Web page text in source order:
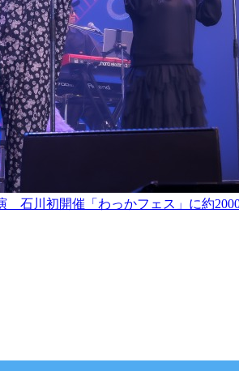
石川初開催「わっかフェス」に約